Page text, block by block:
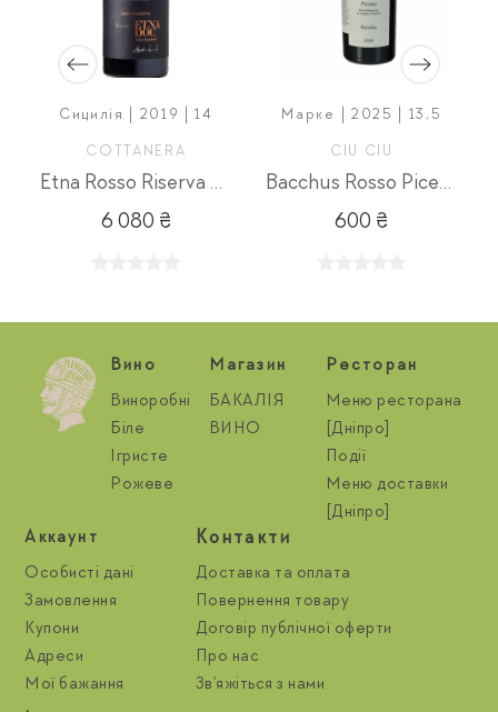
Сицилія | 2019 | 14
COTTANERA
Etna Rosso Riserva Zottorinoto
6 080 ₴
Марке | 2025 | 13,5
CIU CIU
Bacchus Rosso Piceno
600 ₴
Вино
Виноробні
Біле
Ігристе
Рожеве
Магазин
БАКАЛІЯ
ВИНО
Ресторан
Меню ресторана
[Дніпро]
Події
Меню доставки
[Дніпро]
Aккаунт
Особисті дані
Замовлення
Купони
Адреси
Мої бажання
Контакти
Доставка та оплата
Повернення товару
Договір публічної оферти
Про нас
Зв'яжіться з нами